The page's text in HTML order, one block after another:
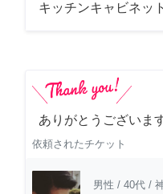
キッチンキャビネッ
ありがとうございま
依頼されたチケット
男性 / 40代 /